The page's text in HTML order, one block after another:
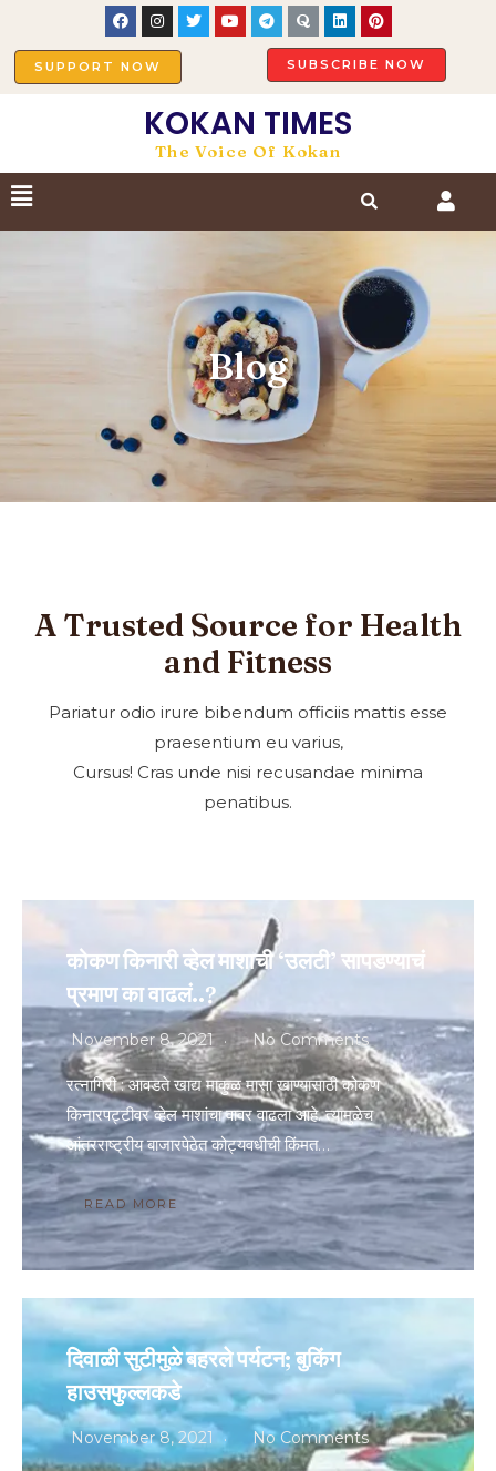
SUPPORT NOW SUBSCRIBE NOW
KOKAN TIMES
The Voice Of Kokan
Blog
A Trusted Source for Health
and Fitness
Pariatur odio irure bibendum officiis mattis esse
praesentium eu varius,
Cursus! Cras unde nisi recusandae minima
penatibus.
कोकण किनारी व्हेल माशाची ‘उलटी’ सापडण्याचं
प्रमाण का वाढलं..?
November 8, 2021 No Comments
रत्नागिरी : आवडते खाद्य माकुळ मासा खाण्यासाठी कोकण
किनारपट्टीवर व्हेल माशांचा वावर वाढला आहे. त्यामुळेच
आंतरराष्ट्रीय बाजारपेठेत कोट्यवधीची किंमत…
READ MORE
दिवाळी सुटीमुळे बहरले पर्यटन; बुकिंग
हाउसफुल्लकडे
November 8, 2021 No Comments